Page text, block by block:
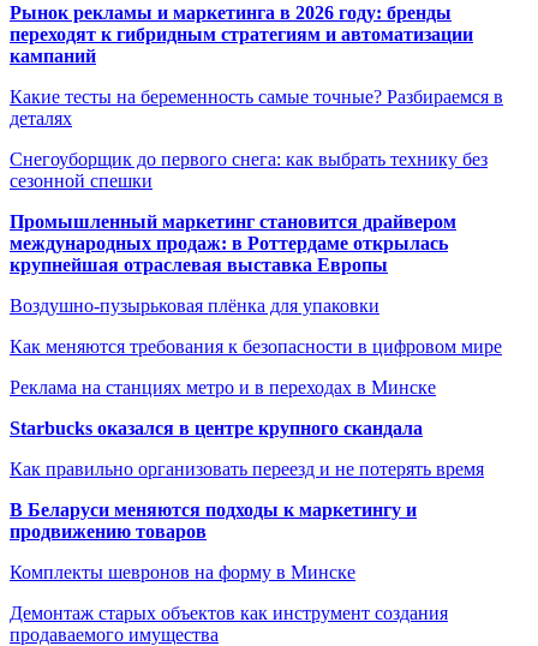
Рынок рекламы и маркетинга в 2026 году: бренды
переходят к гибридным стратегиям и автоматизации
кампаний
Какие тесты на беременность самые точные? Разбираемся в
деталях
Снегоуборщик до первого снега: как выбрать технику без
сезонной спешки
Промышленный маркетинг становится драйвером
международных продаж: в Роттердаме открылась
крупнейшая отраслевая выставка Европы
Воздушно-пузырьковая плёнка для упаковки
Как меняются требования к безопасности в цифровом мире
Реклама на станциях метро и в переходах в Минске
Starbucks оказался в центре крупного скандала
Как правильно организовать переезд и не потерять время
В Беларуси меняются подходы к маркетингу и
продвижению товаров
Комплекты шевронов на форму в Минске
Демонтаж старых объектов как инструмент создания
продаваемого имущества